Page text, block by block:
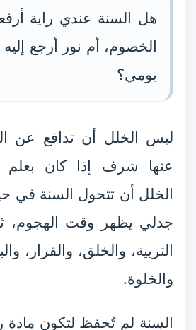
هل السنة عندي راية
الخصوم، أم نور أرجع
يومي؟
ليس الخلل أن تدافع عن
عنها شرف إذا كان
الخلل أن تتحول السنة في
جدلي يظهر وقت الهجوم،
التربية، والخلق، والقرار،
والخلوة.
السنة لم تُحفظ لتكون